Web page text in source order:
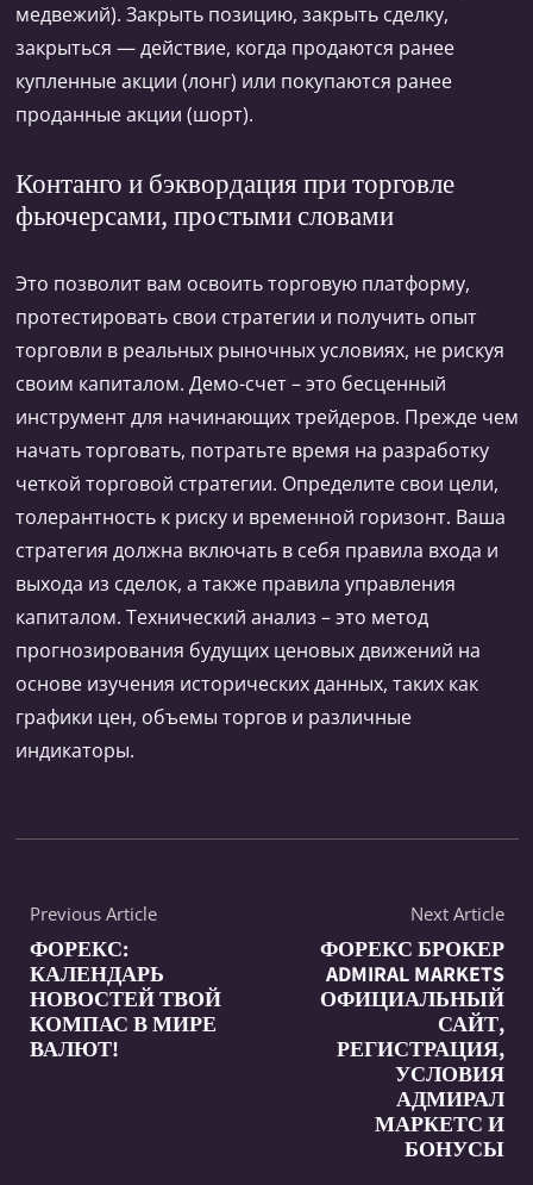
медвежий). Закрыть позицию, закрыть сделку,
закрыться — действие, когда продаются ранее
купленные акции (лонг) или покупаются ранее
проданные акции (шорт).
Контанго и бэквордация при торговле
фьючерсами, простыми словами
Это позволит вам освоить торговую платформу,
протестировать свои стратегии и получить опыт
торговли в реальных рыночных условиях, не рискуя
своим капиталом. Демо-счет – это бесценный
инструмент для начинающих трейдеров. Прежде чем
начать торговать, потратьте время на разработку
четкой торговой стратегии. Определите свои цели,
толерантность к риску и временной горизонт. Ваша
стратегия должна включать в себя правила входа и
выхода из сделок, а также правила управления
капиталом. Технический анализ – это метод
прогнозирования будущих ценовых движений на
основе изучения исторических данных, таких как
графики цен, объемы торгов и различные
индикаторы.
Previous Article
ФОРЕКС:
КАЛЕНДАРЬ
НОВОСТЕЙ ТВОЙ
КОМПАС В МИРЕ
ВАЛЮТ!
Next Article
ФОРЕКС БРОКЕР
ADMIRAL MARKETS
ОФИЦИАЛЬНЫЙ
САЙТ,
РЕГИСТРАЦИЯ,
УСЛОВИЯ
АДМИРАЛ
МАРКЕТС И
БОНУСЫ